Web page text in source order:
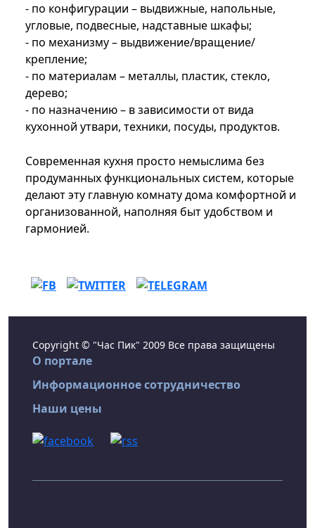
- по конфигурации – выдвижные, напольные,
угловые, подвесные, надставные шкафы;
- по механизму – выдвижение/вращение/
крепление;
- по материалам – металлы, пластик, стекло,
дерево;
- по назначению – в зависимости от вида
кухонной утвари, техники, посуды, продуктов.
Современная кухня просто немыслима без
продуманных функциональных систем, которые
делают эту главную комнату дома комфортной и
организованной, наполняя быт удобством и
гармонией.
Copyright © "Час Пик" 2009 Все права защищены
О портале
Информационное сотрудничество
Наши цены